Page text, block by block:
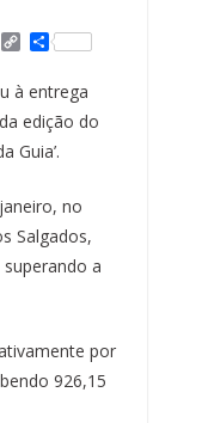
P C
y
L
n
S
a
r
e
à entrega
edição do
Guia’.
no
Salgados,
a
por
926,15